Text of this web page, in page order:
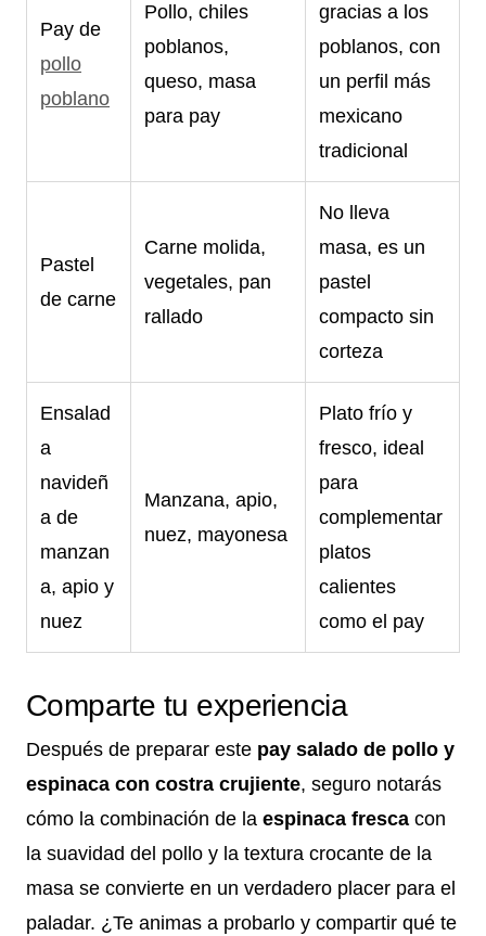
Pay de
pollo
poblano
Pollo, chiles
poblanos,
queso, masa
para pay
gracias a los
poblanos, con
un perfil más
mexicano
tradicional
Pastel
de carne
Carne molida,
vegetales, pan
rallado
No lleva
masa, es un
pastel
compacto sin
corteza
Ensalad
a
navideñ
a de
manzan
a, apio y
nuez
Manzana, apio,
nuez, mayonesa
Plato frío y
fresco, ideal
para
complementar
platos
calientes
como el pay
Comparte tu experiencia
Después de preparar este pay salado de pollo y
espinaca con costra crujiente, seguro notarás
cómo la combinación de la espinaca fresca con
la suavidad del pollo y la textura crocante de la
masa se convierte en un verdadero placer para el
paladar. ¿Te animas a probarlo y compartir qué te